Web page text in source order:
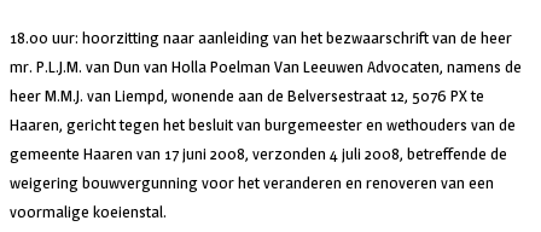
18.00 uur: hoorzitting naar aanleiding van het bezwaarschrift van de heer
mr. P.L.J.M. van Dun van Holla Poelman Van Leeuwen Advocaten, namens de
heer M.M.J. van Liempd, wonende aan de Belversestraat 12, 5076 PX te
Haaren, gericht tegen het besluit van burgemeester en wethouders van de
gemeente Haaren van 17 juni 2008, verzonden 4 juli 2008, betreffende de
weigering bouwvergunning voor het veranderen en renoveren van een
voormalige koeienstal.